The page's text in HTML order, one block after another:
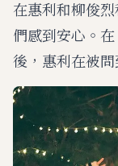
在惠利和柳俊
們感到安心。
後，惠利在被